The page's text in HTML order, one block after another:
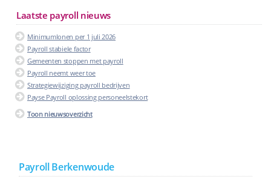
Laatste payroll nieuws
Minimumlonen per 1 juli 2026
Payroll stabiele factor
Gemeenten stoppen met payroll
Payroll neemt weer toe
Strategiewijziging payroll bedrijven
Payse Payroll oplossing personeelstekort
Toon nieuwsoverzicht
Payroll Berkenwoude